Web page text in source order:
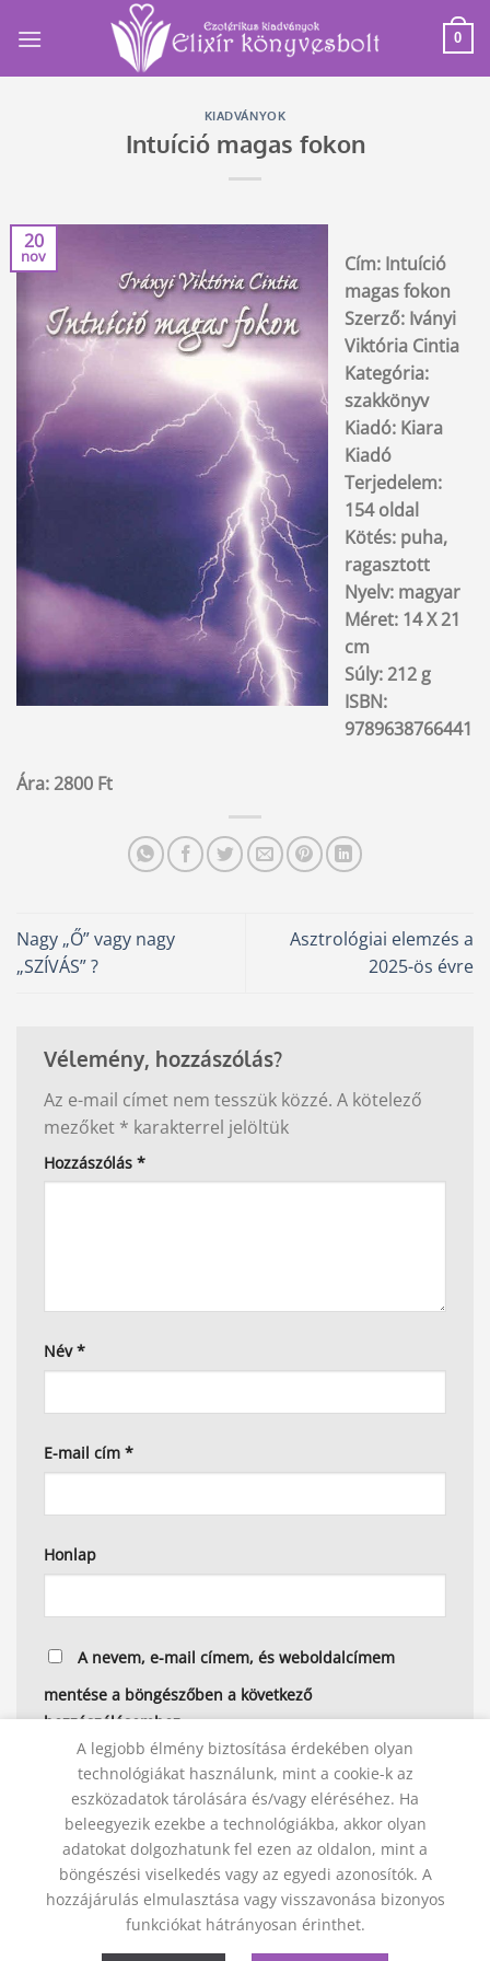
0
KIADVÁNYOK
Intuíció magas fokon
20
nov
Cím: Intuíció
magas fokon
Szerző: Iványi
Viktória Cintia
Kategória:
szakkönyv
Kiadó: Kiara
Kiadó
Terjedelem:
154 oldal
Kötés: puha,
ragasztott
Nyelv: magyar
Méret: 14 X 21
cm
Súly: 212 g
ISBN:
9789638766441
Ára: 2800 Ft
Nagy „Ő” vagy nagy
„SZÍVÁS” ?
Asztrológiai elemzés a
2025-ös évre
Vélemény, hozzászólás?
Az e-mail címet nem tesszük közzé. A kötelező
mezőket * karakterrel jelöltük
Hozzászólás *
Név*
E-mail cím *
Honlap
A nevem, e-mail címem, és weboldalcímem
mentése a böngészőben a következő
hozzászólásomhoz.
Alternative:
KAPCSOLAT ADATVÉDELMI NYILATKOZAT
JOGI NYILATKOZAT
SZÁLLÍTÁSI FELTÉTELEK
A legjobb élmény biztosítása érdekében olyan
technológiákat használunk, mint a cookie-k az
eszközadatok tárolására és/vagy eléréséhez. Ha
beleegyezik ezekbe a technológiákba, akkor olyan
adatokat dolgozhatunk fel ezen az oldalon, mint a
böngészési viselkedés vagy az egyedi azonosítók. A
hozzájárulás elmulasztása vagy visszavonása bizonyos
funkciókat hátrányosan érinthet.